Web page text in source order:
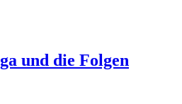
und die Folgen